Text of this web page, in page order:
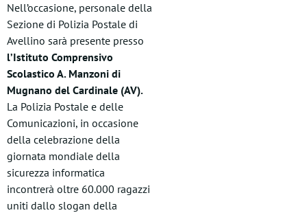
Nell’occasione, personale della
Sezione di Polizia Postale di
Avellino sarà presente presso
l’Istituto Comprensivo
Scolastico A. Manzoni di
Mugnano del Cardinale (AV).
La Polizia Postale e delle
Comunicazioni, in occasione
della celebrazione della
giornata mondiale della
sicurezza informatica
incontrerà oltre 60.000 ragazzi
uniti dallo slogan della